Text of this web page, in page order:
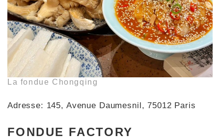
La fondue Chongqing
Adresse: 145, Avenue Daumesnil, 75012 Paris
FONDUE FACTORY